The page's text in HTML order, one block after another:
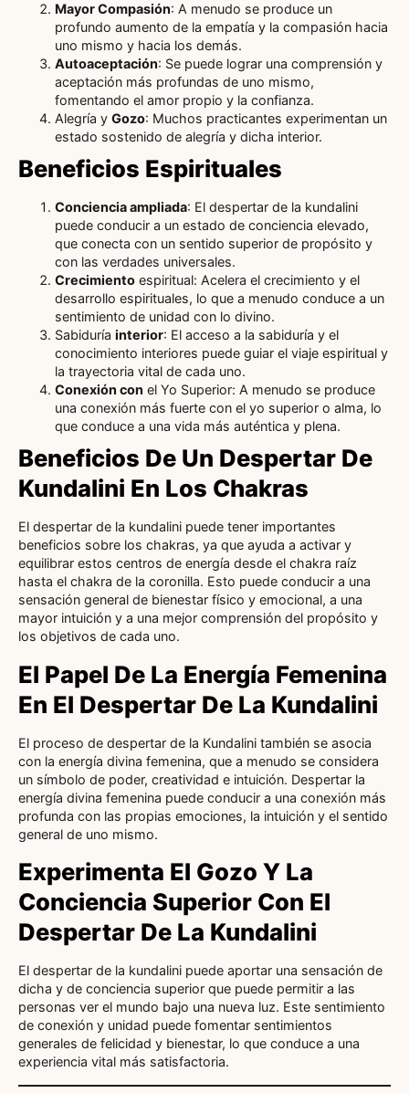
Mayor Compasión: A menudo se produce un
profundo aumento de la empatía y la compasión hacia
uno mismo y hacia los demás.
Autoaceptación: Se puede lograr una comprensión y
aceptación más profundas de uno mismo,
fomentando el amor propio y la confianza.
Alegría y Gozo: Muchos practicantes experimentan un
estado sostenido de alegría y dicha interior.
Beneficios Espirituales
Conciencia ampliada: El despertar de la kundalini
puede conducir a un estado de conciencia elevado,
que conecta con un sentido superior de propósito y
con las verdades universales.
Crecimiento espiritual: Acelera el crecimiento y el
desarrollo espirituales, lo que a menudo conduce a un
sentimiento de unidad con lo divino.
Sabiduría interior: El acceso a la sabiduría y el
conocimiento interiores puede guiar el viaje espiritual y
la trayectoria vital de cada uno.
Conexión con el Yo Superior: A menudo se produce
una conexión más fuerte con el yo superior o alma, lo
que conduce a una vida más auténtica y plena.
Beneficios De Un Despertar De
Kundalini En Los Chakras
El despertar de la kundalini puede tener importantes
beneficios sobre los chakras, ya que ayuda a activar y
equilibrar estos centros de energía desde el chakra raíz
hasta el chakra de la coronilla. Esto puede conducir a una
sensación general de bienestar físico y emocional, a una
mayor intuición y a una mejor comprensión del propósito y
los objetivos de cada uno.
El Papel De La Energía Femenina
En El Despertar De La Kundalini
El proceso de despertar de la Kundalini también se asocia
con la energía divina femenina, que a menudo se considera
un símbolo de poder, creatividad e intuición. Despertar la
energía divina femenina puede conducir a una conexión más
profunda con las propias emociones, la intuición y el sentido
general de uno mismo.
Experimenta El Gozo Y La
Conciencia Superior Con El
Despertar De La Kundalini
El despertar de la kundalini puede aportar una sensación de
dicha y de conciencia superior que puede permitir a las
personas ver el mundo bajo una nueva luz. Este sentimiento
de conexión y unidad puede fomentar sentimientos
generales de felicidad y bienestar, lo que conduce a una
experiencia vital más satisfactoria.